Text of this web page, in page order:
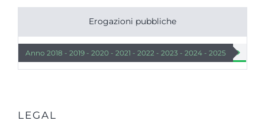
Erogazioni pubbliche
Anno 2018 - 2019 - 2020 - 2021 - 2022 - 2023 - 2024 - 2025
 
LEGAL